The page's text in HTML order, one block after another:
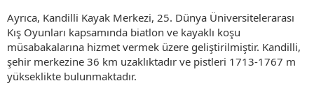
Ayrıca, Kandilli Kayak Merkezi, 25. Dünya Üniversitelerarası
Kış Oyunları kapsamında biatlon ve kayaklı koşu
müsabakalarına hizmet vermek üzere geliştirilmiştir. Kandilli,
şehir merkezine 36 km uzaklıktadır ve pistleri 1713-1767 m
yükseklikte bulunmaktadır.